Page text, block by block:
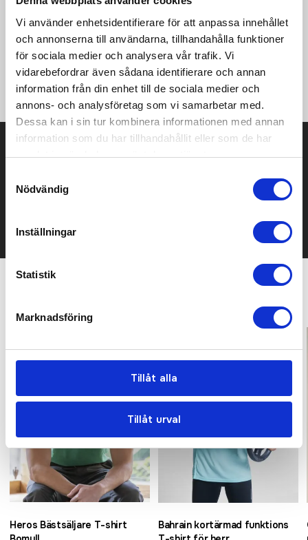
Vi använder enhetsidentifierare för att anpassa innehållet
och annonserna till användarna, tillhandahålla funktioner
för sociala medier och analysera vår trafik. Vi
vidarebefordrar även sådana identifierare och annan
information från din enhet till de sociala medier och
annons- och analysföretag som vi samarbetar med.
Dessa kan i sin tur kombinera informationen med annan
information som du har tillhandahållit eller som de har
samlat in när du har använt deras tjänster.
Nödvändig
Inställningar
Statistik
Marknadsföring
Tillåt alla
Tillåt urval
ProduktinformationSpecifikationerPristabellRecensioner (954
Vår bästsäljare finns nu också med v-hals! T-shirt med v-hals i
en något smalare passform, nackband samt elastan i halsen.
T-shirten är rundstickad och finns i unisex storlekar.
Prisuppgift på mailen?
Heros Bästsäljare T-shirt
Bahrain kortärmad funktions